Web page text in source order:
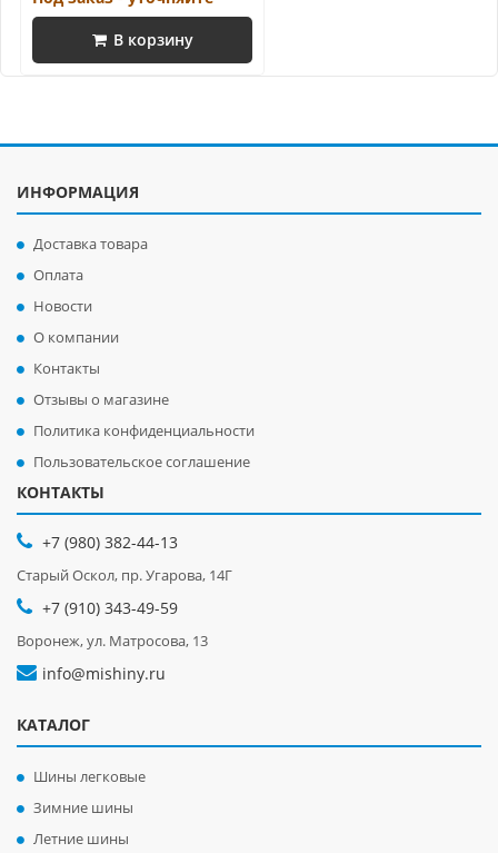
В корзину
ИНФОРМАЦИЯ
Доставка товара
Оплата
Новости
О компании
Контакты
Отзывы о магазине
Политика конфиденциальности
Пользовательское соглашение
КОНТАКТЫ
+7 (980) 382-44-13
Старый Оскол, пр. Угарова, 14Г
+7 (910) 343-49-59
Воронеж, ул. Матросова, 13
info@mishiny.ru
КАТАЛОГ
Шины легковые
Зимние шины
Летние шины